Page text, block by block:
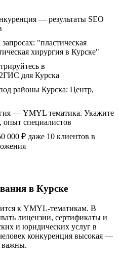
— результаты SEO
"пластическая
хирургия в Курске"
в
для Курска
районы Курска: Центр,
— YMYL тематика. Укажите
опыт специалистов
000 ₽ даже 10 клиентов в
в Курске
к YMYL-тематикам. В
лицензии, сертификаты и
и юридических услуг в
конкуренция высокая —
важны.